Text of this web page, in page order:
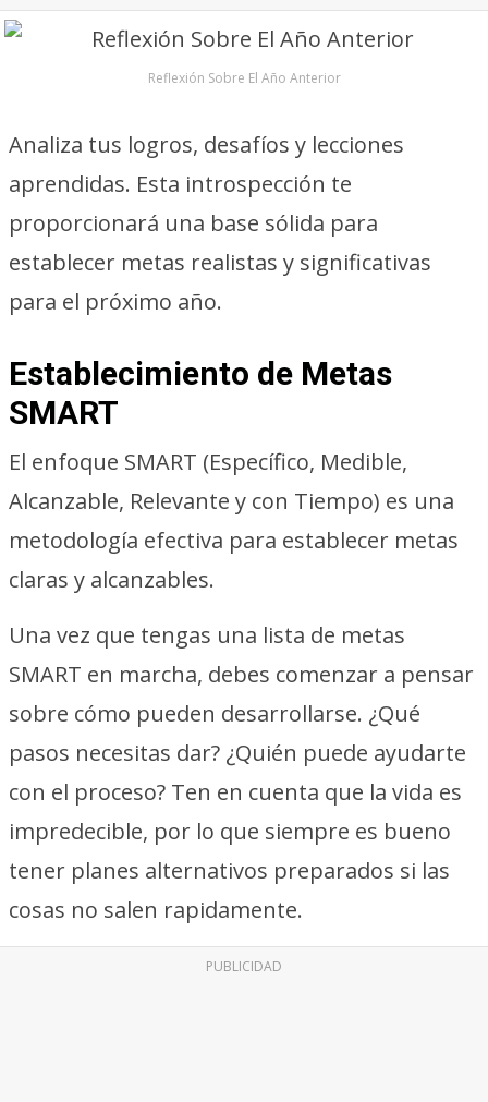
Reflexión Sobre El Año Anterior
Analiza tus logros, desafíos y lecciones
aprendidas. Esta introspección te
proporcionará una base sólida para
establecer metas realistas y significativas
para el próximo año.
Establecimiento de Metas
SMART
El enfoque SMART (Específico, Medible,
Alcanzable, Relevante y con Tiempo) es una
metodología efectiva para establecer metas
claras y alcanzables.
Una vez que tengas una lista de metas
SMART en marcha, debes comenzar a pensar
sobre cómo pueden desarrollarse. ¿Qué
pasos necesitas dar? ¿Quién puede ayudarte
con el proceso? Ten en cuenta que la vida es
impredecible, por lo que siempre es bueno
tener planes alternativos preparados si las
cosas no salen rapidamente.
PUBLICIDAD